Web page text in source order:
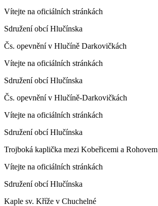
Vítejte na oficiálních stránkách
Sdružení obcí Hlučínska
Čs. opevnění v Hlučíně Darkovičkách
Vítejte na oficiálních stránkách
Sdružení obcí Hlučínska
Čs. opevnění v Hlučíně-Darkovičkách
Vítejte na oficiálních stránkách
Sdružení obcí Hlučínska
Trojboká kaplička mezi Kobeřicemi a Rohovem
Vítejte na oficiálních stránkách
Sdružení obcí Hlučínska
Kaple sv. Kříže v Chuchelné